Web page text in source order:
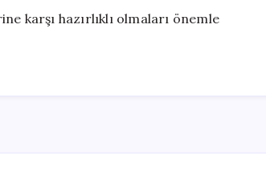
karşı hazırlıklı olmaları önemle